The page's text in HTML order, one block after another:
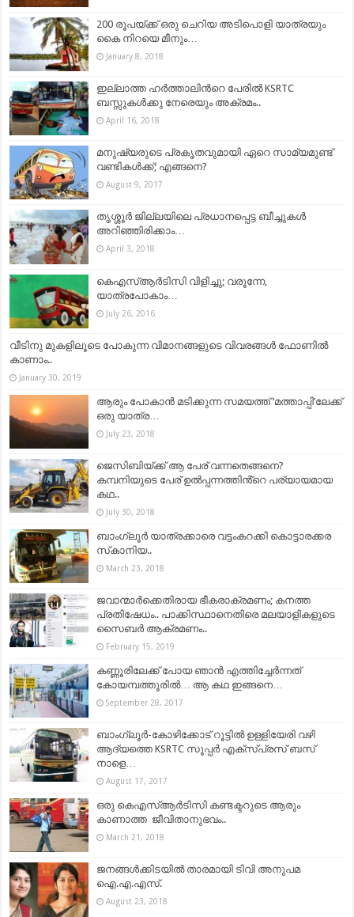
200 രൂപയ്ക്ക് ഒരു ചെറിയ അടിപൊളി യാത്രയും
കൈ നിറയെ മീനും…
January 8, 2018
ഇല്ലാത്ത ഹര്‍ത്താലിന്‍റെ പേരില്‍ KSRTC
ബസ്സുകള്‍ക്കു നേരെയും അക്രമം..
April 16, 2018
മനുഷ്യരുടെ പ്രകൃതവുമായി ഏറെ സാമ്യമുണ്ട്‌
വണ്ടികള്‍ക്ക്; എങ്ങനെ?
August 9, 2017
തൃശ്ശൂര്‍ ജില്ലയിലെ പ്രധാനപ്പെട്ട ബീച്ചുകള്‍
അറിഞ്ഞിരിക്കാം…
April 3, 2018
കെഎസ്ആർടിസി വിളിച്ചു; വരൂന്നേ,
യാത്രപോകാം…
July 26, 2016
വീടിനു മുകളിലൂടെ പോകുന്ന വിമാനങ്ങളുടെ വിവരങ്ങൾ ഫോണിൽ
കാണാം..
January 30, 2019
ആരും പോകാന്‍ മടിക്കുന്ന സമയത്ത് ‘മത്താപ്പി’ലേക്ക്
ഒരു യാത്ര…
July 23, 2018
ജെസിബിയ്ക്ക് ആ പേര് വന്നതെങ്ങനെ?
കമ്പനിയുടെ പേര് ഉൽപ്പന്നത്തിൻ്റെ പര്യായമായ
കഥ..
July 30, 2018
ബാംഗ്ലൂർ യാത്രക്കാരെ വട്ടംകറക്കി കൊട്ടാരക്കര
സ്‌കാനിയ..
March 23, 2018
ജവാന്മാർക്കെതിരായ ഭീകരാക്രമണം; കനത്ത
പ്രതിഷേധം.. പാക്കിസ്ഥാനെതിരെ മലയാളികളുടെ
സൈബർ ആക്രമണം..
February 15, 2019
കണ്ണൂരിലേക്ക് പോയ ഞാന്‍ എത്തിച്ചേര്‍ന്നത്
കോയമ്പത്തൂരില്‍… ആ കഥ ഇങ്ങനെ…
September 28, 2017
ബാംഗ്ലൂർ-കോഴിക്കോട് റൂട്ടിൽ ഉള്ളിയേരി വഴി
ആദ്യത്തെ KSRTC സൂപ്പർ എക്സ്‌പ്രസ് ബസ്
നാളെ…
August 17, 2017
ഒരു കെഎസ്ആര്‍ടിസി കണ്ടക്ടറുടെ ആരും
കാണാത്ത ജീവിതാനുഭവം..
March 21, 2018
ജനങ്ങൾക്കിടയിൽ താരമായി ടിവി അനുപമ
ഐ.എ.എസ്.
August 23, 2018